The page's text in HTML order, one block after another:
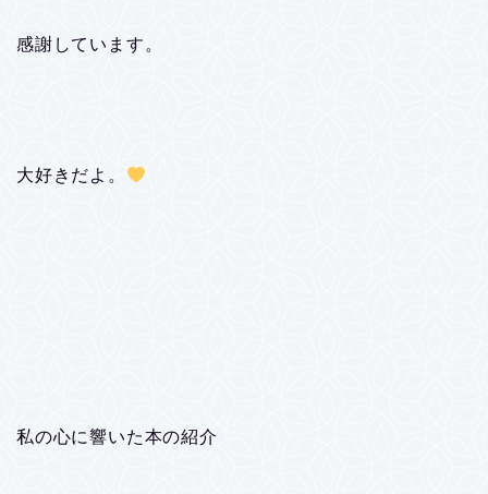
感謝しています。
大好きだよ。
私の心に響いた本の紹介